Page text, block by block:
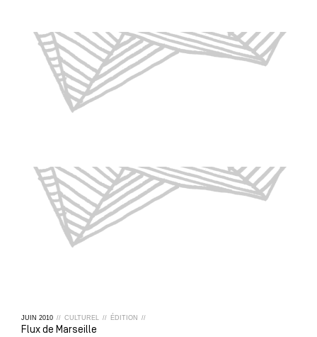
JUIN 2010 // CULTUREL // ÉDITION //
Flux de Marseille